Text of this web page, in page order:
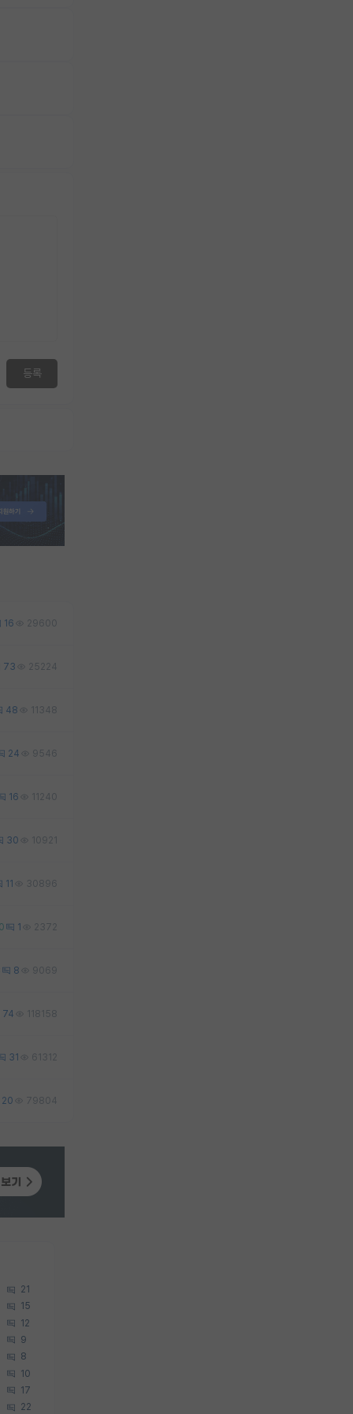
등록
16 29600
73 25224
48 11348
24 9546
16 11240
30 10921
11 30896
0 1 2372
8 9069
74 118158
31 61312
20 79804
21
15
12
9
8
10
17
22